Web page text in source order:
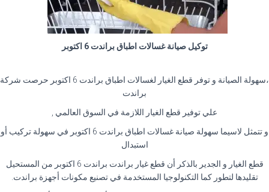
توكيل صيانة غسالات اطباق براندت 6 اكتوبر
،سهولة الصيانة و توفر قطع الغيار لغسالات اطباق براندت 6 اكتوبر حرصت شركة
براندت
علي توفير قطع الغيار اللازمة في السوق العالمي ,
و تتمثل لاسيما سهولة صيانة غسالات اطباق براندت 6 اكتوبر في سهولة تركيب أو
استبدال
قطع الغيار و الجدير بالذكر أن قطع غيار براندت براندت 6 اكتوبر من المستحيل
تقليدها لتطور كما التكنولوجيا المستخدمة في تصنيع مكونات أجهزة براندت.